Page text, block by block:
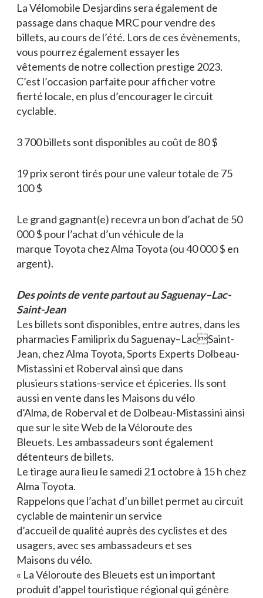
La Vélomobile Desjardins sera également de
passage dans chaque MRC pour vendre des
billets, au cours de l’été. Lors de ces évènements,
vous pourrez également essayer les
vêtements de notre collection prestige 2023.
C’est l’occasion parfaite pour afficher votre
fierté locale, en plus d’encourager le circuit
cyclable.
3 700 billets sont disponibles au coût de 80 $
19 prix seront tirés pour une valeur totale de 75
100 $
Le grand gagnant(e) recevra un bon d’achat de 50
000 $ pour l’achat d’un véhicule de la
marque Toyota chez Alma Toyota (ou 40 000 $ en
argent).
Des points de vente partout au Saguenay–Lac-
Saint-Jean
Les billets sont disponibles, entre autres, dans les
pharmacies Familiprix du Saguenay–LacSaint-
Jean, chez Alma Toyota, Sports Experts Dolbeau-
Mistassini et Roberval ainsi que dans
plusieurs stations-service et épiceries. Ils sont
aussi en vente dans les Maisons du vélo
d’Alma, de Roberval et de Dolbeau-Mistassini ainsi
que sur le site Web de la Véloroute des
Bleuets. Les ambassadeurs sont également
détenteurs de billets.
Le tirage aura lieu le samedi 21 octobre à 15 h chez
Alma Toyota.
Rappelons que l’achat d’un billet permet au circuit
cyclable de maintenir un service
d’accueil de qualité auprès des cyclistes et des
usagers, avec ses ambassadeurs et ses
Maisons du vélo.
« La Véloroute des Bleuets est un important
produit d’appel touristique régional qui génère